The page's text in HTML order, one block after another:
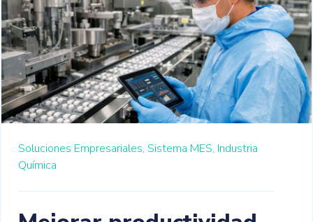
Soluciones Empresariales, Sistema MES, Industria
Química